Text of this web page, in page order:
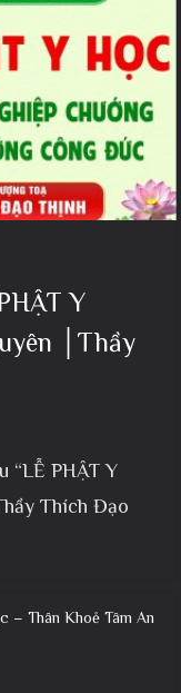
Y
│Thầy
“LỄ PHẬT Y
Thích Đạo
– Thân Khoẻ Tâm An